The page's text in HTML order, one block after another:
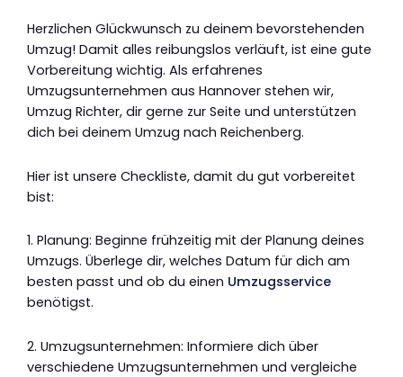
Herzlichen Glückwunsch zu deinem bevorstehenden
Umzug! Damit alles reibungslos verläuft, ist eine gute
Vorbereitung wichtig. Als erfahrenes
Umzugsunternehmen aus Hannover stehen wir,
Umzug Richter, dir gerne zur Seite und unterstützen
dich bei deinem Umzug nach Reichenberg.
Hier ist unsere Checkliste, damit du gut vorbereitet
bist:
1. Planung: Beginne frühzeitig mit der Planung deines
Umzugs. Überlege dir, welches Datum für dich am
besten passt und ob du einen Umzugsservice
benötigst.
2. Umzugsunternehmen: Informiere dich über
verschiedene Umzugsunternehmen und vergleiche